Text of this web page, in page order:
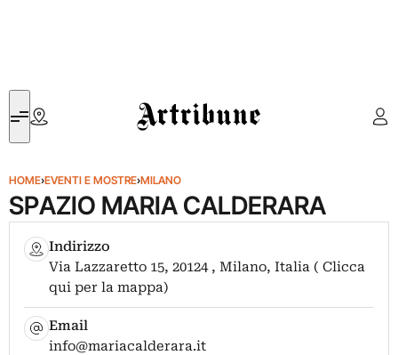
Artribune
HOME›EVENTI E MOSTRE›MILANO
SPAZIO MARIA CALDERARA
Indirizzo
Via Lazzaretto 15, 20124 , Milano, Italia ( Clicca
qui per la mappa)
Email
info@mariacalderara.it